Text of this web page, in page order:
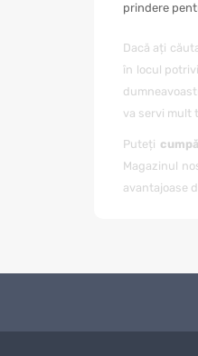
prindere
Dacă ați
în locul
va servi mult
Puteți
Magazinul
avantajoase